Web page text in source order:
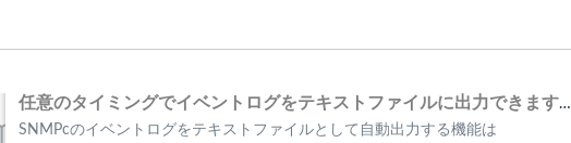
任意のタイミングでイベントログをテキストファイルに出力できますか？
SNMPcのイベントログをテキストファイルとして自動出力する機能は